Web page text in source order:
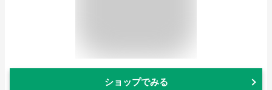
ショップでみる